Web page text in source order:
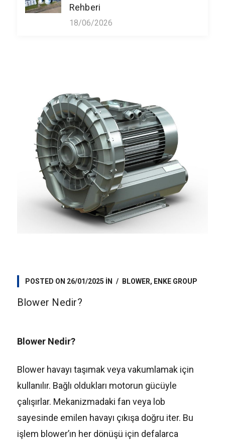
Rehberi
18/06/2026
POSTED ON 26/01/2025 IN BLOWER, ENKE GROUP
Blower Nedir?
Blower Nedir?
Blower havayı taşımak veya vakumlamak için
kullanılır. Bağlı oldukları motorun gücüyle
çalışırlar. Mekanizmadaki fan veya lob
sayesinde emilen havayı çıkışa doğru iter. Bu
işlem blower’ın her dönüşü için defalarca